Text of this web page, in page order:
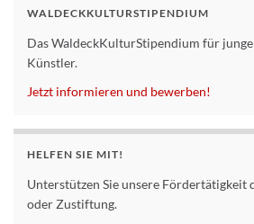
WALDECKKULTURSTIPENDIUM
Das WaldeckKulturStipendium für
Künstler.
Jetzt informieren und bewerben!
HELFEN SIE MIT!
Unterstützen Sie unsere Fördertätigkeit
oder Zustiftung.